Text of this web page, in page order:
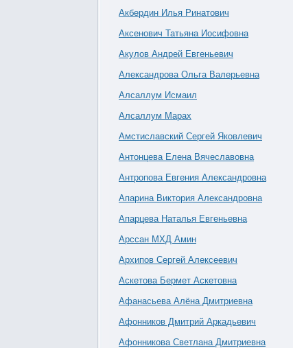
Акбердин Илья Ринатович
Аксенович Татьяна Иосифовна
Акулов Андрей Евгеньевич
Александрова Ольга Валерьевна
Алсаллум Исмаил
Алсаллум Марах
Амстиславский Сергей Яковлевич
Антонцева Елена Вячеславовна
Антропова Евгения Александровна
Апарина Виктория Александровна
Апарцева Наталья Евгеньевна
Арссан МХД Амин
Архипов Сергей Алексеевич
Аскетова Бермет Аскетовна
Афанасьева Алёна Дмитриевна
Афонников Дмитрий Аркадьевич
Афонникова Светлана Дмитриевна